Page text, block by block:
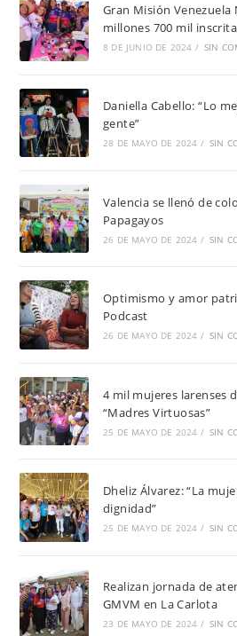
Gran Misión Venezuela
millones 700 mil
8 DE JUNIO DE 2024 / SIN
Daniella Cabello: “Lo
gente”
28 DE MAYO DE 2024 / SIN
Valencia se llenó de
Papagayos
26 DE MAYO DE 2024 / SIN
Optimismo y amor
Podcast
26 DE MAYO DE 2024 / SIN
4 mil mujeres larenses
“Madres Virtuosas”
25 DE MAYO DE 2024 / SIN
Dheliz Álvarez: “La
dignidad”
25 DE MAYO DE 2024 / SIN
Realizan jornada de
GMVM en La Carlota
23 DE MAYO DE 2024 / SIN